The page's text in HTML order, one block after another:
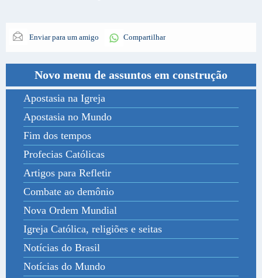
Enviar para um amigo Compartilhar
Novo menu de assuntos em construção
Apostasia na Igreja
Apostasia no Mundo
Fim dos tempos
Profecias Católicas
Artigos para Refletir
Combate ao demônio
Nova Ordem Mundial
Igreja Católica, religiões e seitas
Notícias do Brasil
Notícias do Mundo